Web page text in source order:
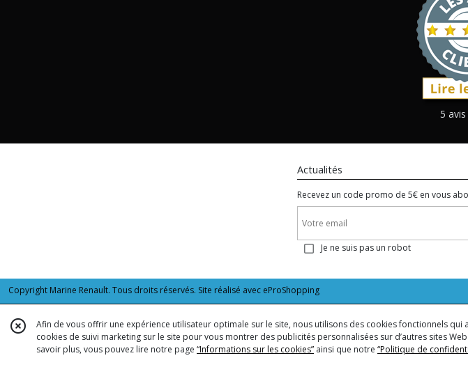
5
Actualités
Recevez un code promo de 5€ en vous
Je ne suis pas un robot
Copyright Marine Renault. Tous droits réservés. Site réalisé avec eProShopping
Afin de vous offrir une expérience utilisateur optimale sur le site, nous utilisons des cookies fonctionnels
cookies de suivi marketing sur le site pour vous montrer des publicités personnalisées sur d’autres sites
savoir plus, vous pouvez lire notre page “Informations sur les cookies” ainsi que notre “Politique de